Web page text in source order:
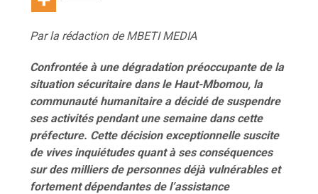
Par la rédaction de MBETI MEDIA
Confrontée à une dégradation préoccupante de la
situation sécuritaire dans le Haut-Mbomou, la
communauté humanitaire a décidé de suspendre
ses activités pendant une semaine dans cette
préfecture. Cette décision exceptionnelle suscite
de vives inquiétudes quant à ses conséquences
sur des milliers de personnes déjà vulnérables et
fortement dépendantes de l’assistance